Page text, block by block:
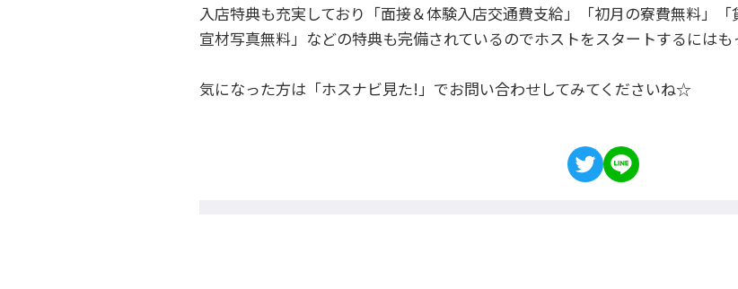
入店特典も充実しており「面接＆体験入店交通費支給」「初月の寮費無料」「
宣材写真無料」などの特典も完備されているのでホストをスタートするには
気になった方は「ホスナビ見た!」でお問い合わせしてみてくださいね☆